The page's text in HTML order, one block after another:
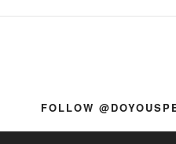
FOLLOW